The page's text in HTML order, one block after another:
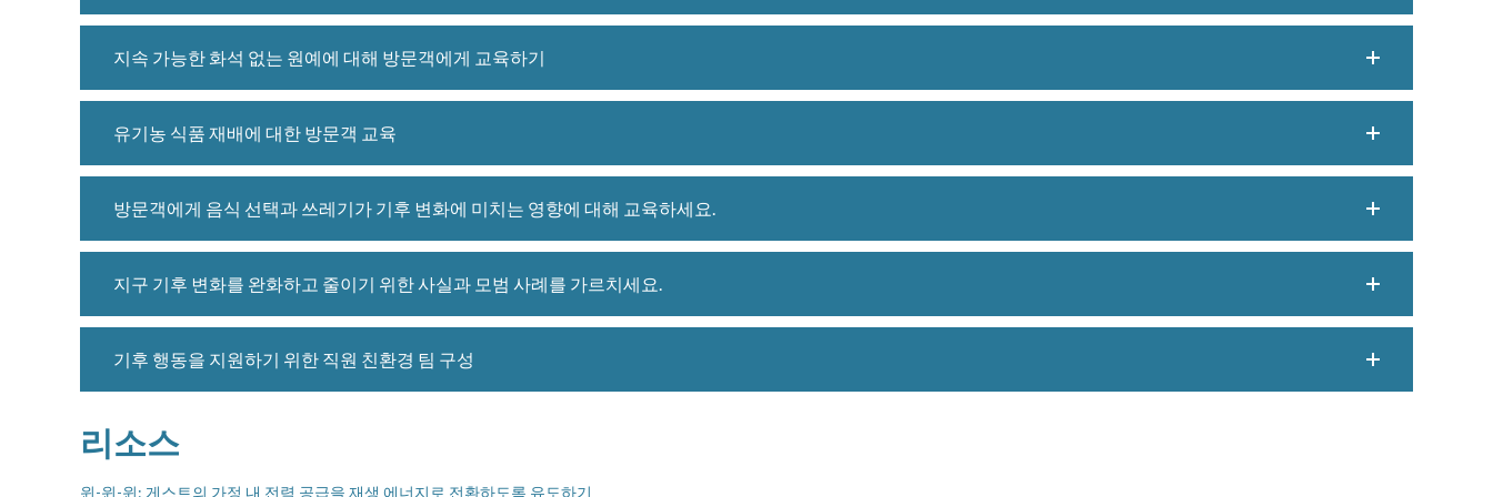
지속 가능한 화석 없는 원예에 대해 방문객에게 교육하기
유기농 식품 재배에 대한 방문객 교육
방문객에게 음식 선택과 쓰레기가 기후 변화에 미치는 영향에 대해 교육하세요.
지구 기후 변화를 완화하고 줄이기 위한 사실과 모범 사례를 가르치세요.
기후 행동을 지원하기 위한 직원 친환경 팀 구성
리소스
윈-윈-윈: 게스트의 가정 내 전력 공급을 재생 에너지로 전환하도록 유도하기